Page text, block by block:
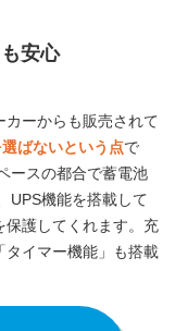
安心
カーからも販売されて
ばないという点で
ースの都合で蓄電池
UPS機能を搭載して
保護してくれます。充
イマー機能」も搭載